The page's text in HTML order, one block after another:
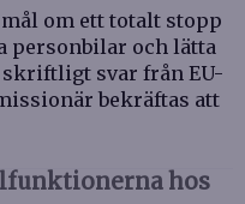
om ett totalt stopp
personbilar och lätta
skriftligt svar från EU-
bekräftas att
hos